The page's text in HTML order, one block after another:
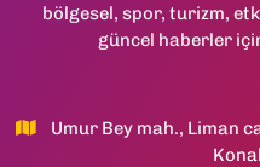
bölgesel, spor, turizm,
güncel haberler
Umur Bey mah., Liman